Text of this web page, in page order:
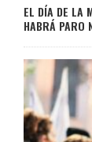
EL DÍA DE LA
HABRÁ PARO